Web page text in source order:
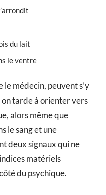
du lait
le ventre
le médecin, peuvent s’y
on tarde à orienter vers
alors même que
le sang et une
deux signaux qui ne
matériels
du psychique.